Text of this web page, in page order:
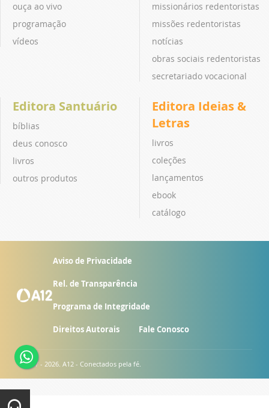
ouça ao vivo
programação
vídeos
missionários redentoristas
missões redentoristas
notícias
obras sociais redentoristas
secretariado vocacional
Editora Santuário
bíblias
deus conosco
livros
outros produtos
Editora Ideias &
Letras
livros
coleções
lançamentos
ebook
catálogo
Aviso de Privacidade
Rel. de Transparência
Programa de Integridade
Direitos Autorais Fale Conosco
© 2007 - 2026. A12 - Conectados pela fé.